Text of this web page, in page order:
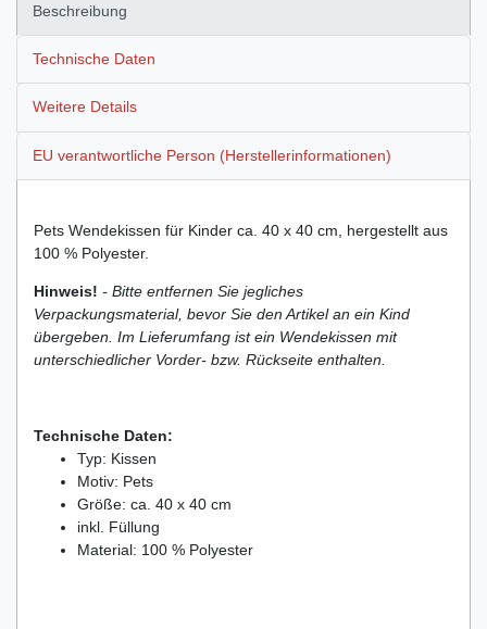
Beschreibung
Technische Daten
Weitere Details
EU verantwortliche Person (Herstellerinformationen)
Pets Wendekissen für Kinder ca. 40 x 40 cm, hergestellt aus
100 % Polyester.
Hinweis! - Bitte entfernen Sie jegliches
Verpackungsmaterial, bevor Sie den Artikel an ein Kind
übergeben. Im Lieferumfang ist ein Wendekissen mit
unterschiedlicher Vorder- bzw. Rückseite enthalten.
Technische Daten:
Typ: Kissen
Motiv: Pets
Größe: ca. 40 x 40 cm
inkl. Füllung
Material: 100 % Polyester